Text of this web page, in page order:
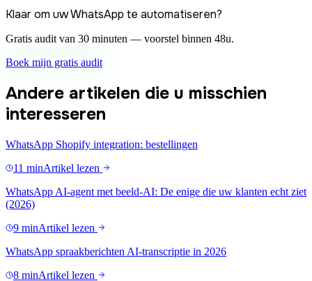
Klaar om uw WhatsApp te automatiseren?
Gratis audit van 30 minuten — voorstel binnen 48u.
Boek mijn gratis audit
Andere artikelen die u misschien
interesseren
WhatsApp Shopify integration: bestellingen
11 minArtikel lezen
WhatsApp AI-agent met beeld-AI: De enige die uw klanten echt ziet
(2026)
9 minArtikel lezen
WhatsApp spraakberichten AI-transcriptie in 2026
8 minArtikel lezen